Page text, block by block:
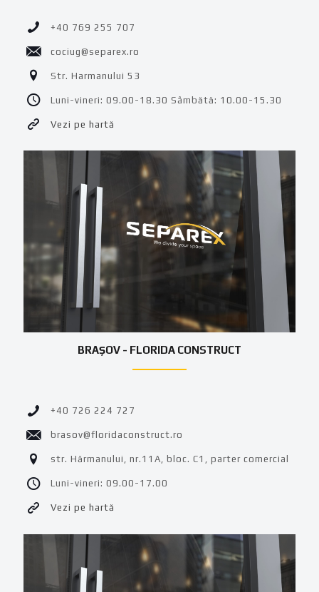
+40 769 255 707
cociug@separex.ro
Str. Harmanului 53
Luni-vineri: 09.00-18.30 Sâmbătă: 10.00-15.30
Vezi pe hartă
BRAȘOV - FLORIDA CONSTRUCT
+40 726 224 727
brasov@floridaconstruct.ro
str. Hărmanului, nr.11A, bloc. C1, parter comercial
Luni-vineri: 09.00-17.00
Vezi pe hartă